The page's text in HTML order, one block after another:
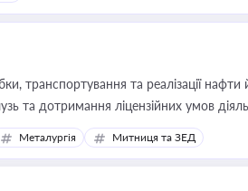
транспортування та реалізації
та дотримання ліцензійних умов
Металургія Митниця та ЗЕД